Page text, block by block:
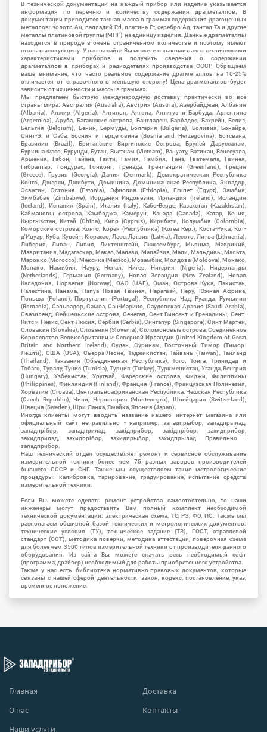
В технической документации на каждый прибор или изделие указывается
информация по перечню и количеству содержания драгметаллов. В
документации приводится точная масса в граммах содержания драгоценных
металлов: золото Au, палладий Pd, платина Pt, серебро Ag, тантал Ta и другие
металлы платиновой группы (МПГ) на единицу изделия. Данные драгметаллы
находятся в природе в очень ограниченном количестве и поэтому имеют
столь высокую цену. У нас на сайте Вы можете ознакомиться с техническими
характеристиками приборов и получить сведения о содержании
драгметаллов в приборах и радиодеталях производства СССР. Обращаем
ваше внимание, что часто реальное содержание драгметаллов на 10-25%
отличается от справочного в меньшую сторону! Цена драгметаллов будет
зависить от их ценности и массы в граммах.
Мы предлагаем быструю международную доставку практически во все
страны мира: Австралия (Australia), Австрия (Austria), Азербайджан, Албания
(Albania), Алжир (Algeria), Ангилья, Ангола, Антигуа и Барбуда, Аргентина
(Argentina), Аруба, Багамские острова, Бангладеш, Барбадос, Бахрейн, Белиз,
Бельгия (Belgium), Бенин, Бермуды, Болгария (Bulgaria), Боливия, Бонайре,
Синт-Э. и Саба, Босния и Герцеговина (Bosnia and Herzegovina), Ботсвана,
Бразилия (Brazil), Британские Виргинские Острова, Бруней Даруссалам,
Буркина Фасо, Бурунди, Бутан, Вьетнам (Vietnam), Вануату, Ватикан, Венесуэла,
Армения, Габон, Гайана, Гаити, Гамия, Гамбия, Гана, Гватемала, Гвинея,
Гибралтар, Гондурас, Гонконг, Гренада, Гренландия (Greenland), Греция
(Greece), Грузия (Georgia), Дания (Denmark), Демократическая Республика
Конго, Джерси, Джибути, Доминика, Доминиканская Республика, Эквадор,
Эсватин, Эстония (Estonia), Эфиопия (Ethiopia), Египет (Egypt), Замбия,
Зимбабве (Zimbabwe), Иордания Индонезия, Ирландия (Ireland), Исландия
(Iceland), Испания (Spain), Италия (Italy), Кабо-Верде, Казахстан (Kazakhstan),
Каймановы острова, Камбоджа, Камерун, Канада (Canada), Катар, Кения,
Кыргызстан, Китай (China), Кипр (Cyprus), Кирибати, Колумбия (Colombia),
Коморские острова, Конго, Корея (Республика) (Korea Rep.), Коста-Рика, Кот-
д'Ивуар, Куба, Кувейт, Кюрасао, Лаос, Латвия (Latvia), Лесото, Литва (Lithuania),
Либерия, Ливан, Ливия, Лихтенштейн, Люксембург, Мьянма, Маврикий,
Мавритания, Мадагаскар, Макао, Малави, Малайзия, Мали, Мальдивы, Мальта,
Марокко (Morocco), Мексика (Mexico), Мозамбик, Молдова (Moldova), Монако,
Монако, Намибия, Науру, Непал, Нигер, Нигерия (Nigeria), Нидерланды
(Netherlands), Германия (Germany), Новая Зеландия (New Zealand), Новая
Каледония, Норвегия (Norway), ОАЭ (UAE), Оман, Острова Кука, Пакистан,
Палестина, Панама, Папуа Новая Гвинея, Парагвай, Перу, Южная Африка,
Польша (Poland), Португалия (Portugal), Республика Чад, Руанда, Румыния
(Romania), Сальвадор, Самоа, Сан-Марино, Саудовская Аравия (Saudi Arabia),
Свазиленд, Сейшельские острова, Сенегал, Сент-Винсент и Гренадины, Сент-
Китс и Невис, Сент-Люсия, Сербия (Serbia), Сингапур (Singapore), Синт-Мартен,
Словакия (Slovakia), Словения (Slovenia), Соломоновые острова, Соединенное
Королевство Великобритании и Северной Ирландии (United Kingdom of Great
Britain and Northern Ireland), Судан, Суринам, Восточный Тимор (Тимор-
Лешти), США (USA), Сьерра-Леоне, Таджикистан, Тайвань (Taiwan), Таиланд
(Thailand), Танзания (Объединенная Республика), Того, Тонга, Тринидад и
Тобаго, Тувалу, Тунис (Tunisia), Турция (Turkey), Туркменистан, Уганда, Венгрия
(Hungary), Узбекистан, Уругвай, Фарерские острова, Фиджи, Филиппины
(Philippines), Финляндия (Finland), Франция (France), Французская Полинезия,
Хорватия (Croatia), Центральноафриканская Республика, Чешская Республика
(Czech Republic), Чили, Черногория (Montenegro), Швейцария (Switzerland),
Швеция (Sweden), Шри-Ланка, Ямайка, Япония (Japan).
Иногда клиенты могут вводить название нашего интернет магазина или
официальный сайт неправильно - например, западпрыбор, западпрылад,
западпрібор, западприлад, західприбор, західпрібор, захидприбор,
захидприлад, захидпрібор, захидпрыбор, захидпрылад. Правильно -
западприбор.
Наш технический отдел осуществляет ремонт и сервисное обслуживание
измерительной техники более чем 75 разных заводов производителей
бывшего СССР и СНГ. Также мы осуществляем такие метрологические
процедуры: калибровка, тарирование, градуирование, испытание средств
измерительной техники.
Если Вы можете сделать ремонт устройства самостоятельно, то наши
инженеры могут предоставить Вам полный комплект необходимой
технической документации: электрическая схема, ТО, РЭ, ФО, ПС. Также мы
располагаем обширной базой технических и метрологических документов:
технические условия (ТУ), техническое задание (ТЗ), ГОСТ, отраслевой
стандарт (ОСТ), методика поверки, методика аттестации, поверочная схема
для более чем 3500 типов измерительной техники от производителя данного
оборудования. Из сайта Вы можете скачать весь необходимый софт
(программа, драйвер) необходимый для работы приобретенного устройства.
Также у нас есть библиотека нормативно-правовых документов, которые
связаны с нашей сферой деятельности: закон, кодекс, постановление, указ,
временное положение.
Главная
Доставка
О нас
Контакты
Наши услуги